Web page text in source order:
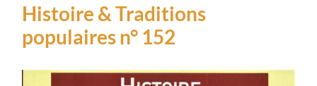
Histoire & Traditions
populaires n° 152